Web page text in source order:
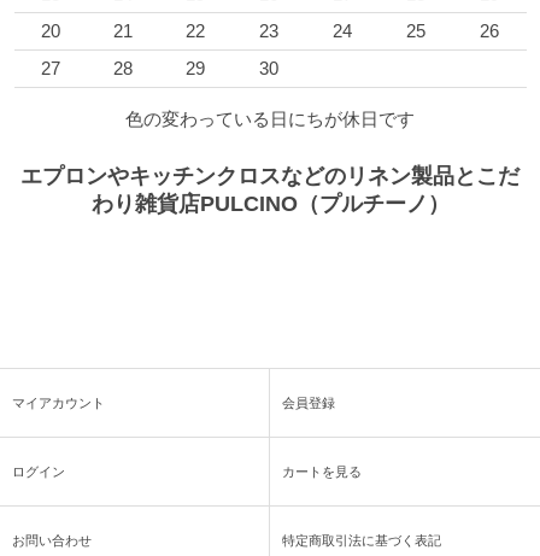
20
21 22 23 24 25
26
27
28 29 30
色の変わっている日にちが休日です
エプロンやキッチンクロスなどのリネン製品とこだ
わり雑貨店PULCINO（プルチーノ）
マイアカウント 会員登録
ログイン カートを見る
お問い合わせ 特定商取引法に基づく表記